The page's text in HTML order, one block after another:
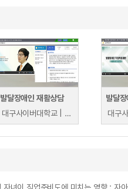
발달장애인 재활상담
대구사이버대학교 | 박세진